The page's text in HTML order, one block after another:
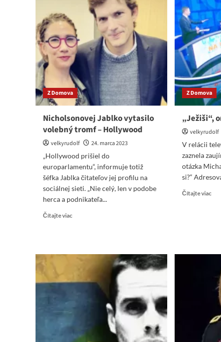
Z Domova
Nicholsonovej Jablko vytasilo
volebný tromf – Hollywood
velkyrudolf
24. marca 2023
„Hollywood prišiel do
europarlamentu“, informuje totiž
šéfka Jablka čitateľov jej profilu na
sociálnej sieti. „Nie celý, len v podobe
herca a podnikateľa...
Čítajte viac
tromf
Z Domova
„Ježiši“,
velkyrudolf
V relácii
zaznela
otázka
si?“
Čítajte viac